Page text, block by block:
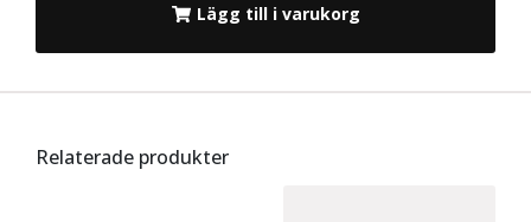
Lägg till i varukorg
Relaterade produkter